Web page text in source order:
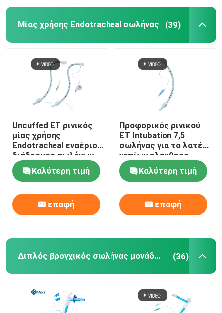
Μίας χρήσης Endotracheal σωλήνας (39)
Uncuffed ET ρινικός
μίας χρήσης
Endotracheal εναέριος
διάδρομος σωλήνων
για το χειρουργικό
cOemΚαλύτερη τιμή
επαφή
Προφορικός ρινικού
ET Intubation 7,5
σωλήνας για το λατέξ
νηπίων ελεύθερο
Καλύτερη τιμή
επαφή
Διπλός βρογχικός σωλήνας μονάδων λούμεν (36)